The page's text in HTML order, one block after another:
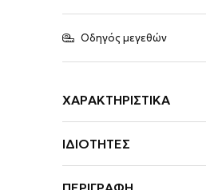
Οδηγός μεγεθών
ΧΑΡΑΚΤΗΡΙΣΤΙΚΆ
ΙΔΙΌΤΗΤΕΣ